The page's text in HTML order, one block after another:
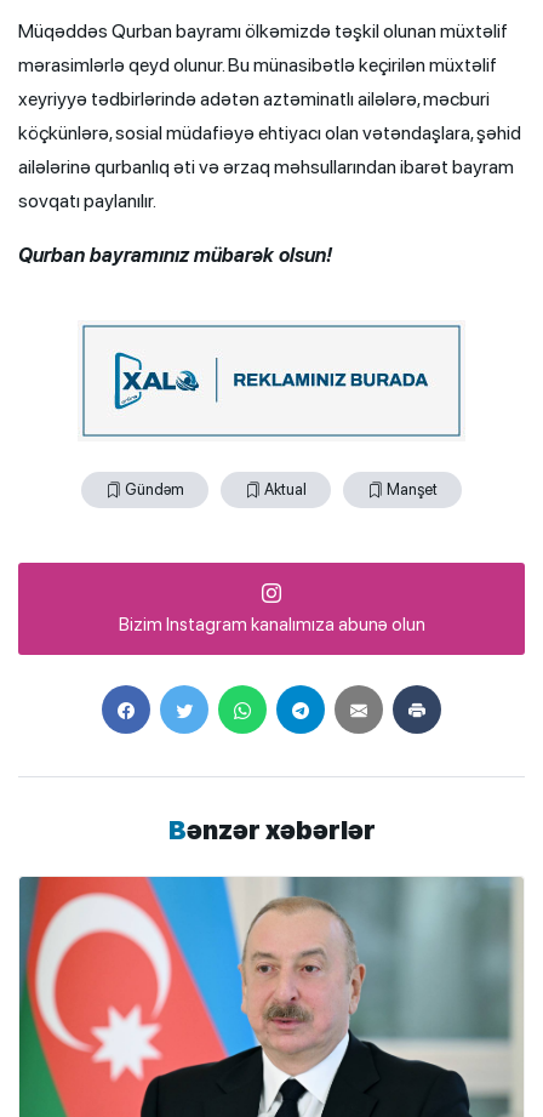
Müqəddəs Qurban bayramı ölkəmizdə təşkil olunan müxtəlif
mərasimlərlə qeyd olunur. Bu münasibətlə keçirilən müxtəlif
xeyriyyə tədbirlərində adətən aztəminatlı ailələrə, məcburi
köçkünlərə, sosial müdafiəyə ehtiyacı olan vətəndaşlara, şəhid
ailələrinə qurbanlıq əti və ərzaq məhsullarından ibarət bayram
sovqatı paylanılır.
Qurban bayramınız mübarək olsun!
Gündəm Aktual Manşet
Bizim Instagram kanalımıza abunə olun
Bənzər xəbərlər